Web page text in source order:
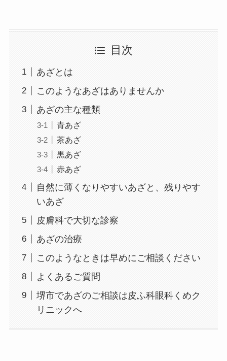
目次
あざとは
このようなあざはありませんか
あざの主な種類
青あざ
茶あざ
黒あざ
赤あざ
自然に薄くなりやすいあざと、残りやす
いあざ
皮膚科で大切な診察
あざの治療
このようなときは早めにご相談ください
よくあるご質問
堺市であざのご相談は皮ふ科眼科くめク
リニックへ